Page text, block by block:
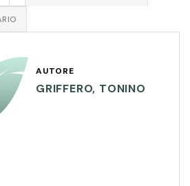
AUTORE
GRIFFERO, TONINO